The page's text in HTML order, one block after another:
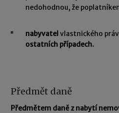
nedohodnou, že
nabyvatel vlastnického
ostatních případech.
Předmět daně
Předmětem daně z nabytí